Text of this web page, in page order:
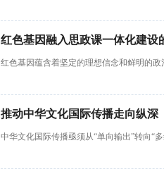
红色基因融入思政课一体化建设
红色基因蕴含着坚定的理想信念和鲜明的
推动中华文化国际传播走向纵深
中华文化国际传播亟须从“单向输出”转向“多